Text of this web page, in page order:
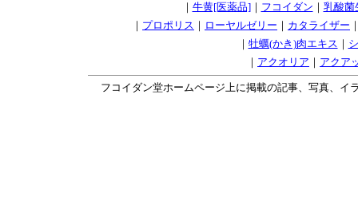
｜ 牛黄[医薬品]｜ フコイダン ｜ 乳酸菌
｜ プロポリス ｜ ローヤルゼリー ｜ カタライザー
｜ 牡蠣(かき)肉エキス ｜
｜ アクオリア ｜ アクア
フコイダン堂ホームページ上に掲載の記事、写真、